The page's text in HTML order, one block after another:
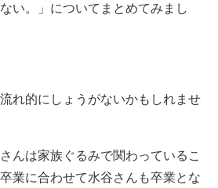
い。
」についてまとめてみまし
れ的にしょうがないかもしれませ
んは家族ぐるみで関わっているこ
業に合わせて水谷さんも卒業とな